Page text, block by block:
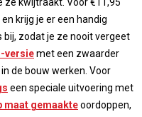
ze kwijtraakt. Voor €11,95
en krijg je er een handig
bij, zodat je ze nooit vergeet
versiemet een zwaarder
de bouw werken. Voor
een speciale uitvoering met
maat gemaakteoordoppen,